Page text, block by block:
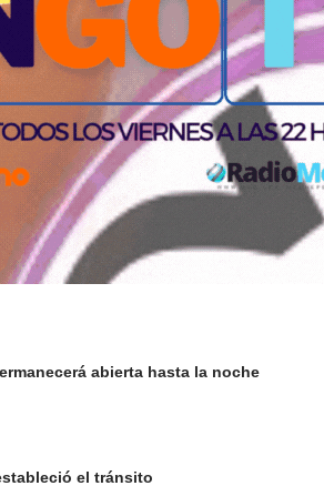
abierta hasta la noche
el tránsito